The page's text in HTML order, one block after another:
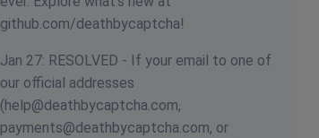
github.com/deathbycaptcha!
Jan 27: RESOLVED - If your email to one of
our official addresses
(help@deathbycaptcha.com,
payments@deathbycaptcha.com, or